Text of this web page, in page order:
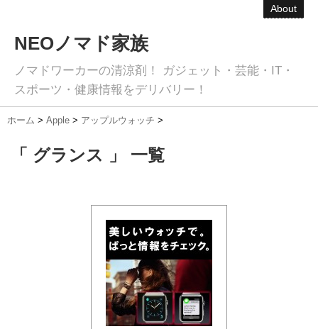
About
NEOノマド家族
ノマドワーカーの清涼剤！ ガジェット・芸能・IT・
スポーツ・健康情報をデリバリー！
ホーム > Apple > アップルウォッチ >
「 グランス 」 一覧